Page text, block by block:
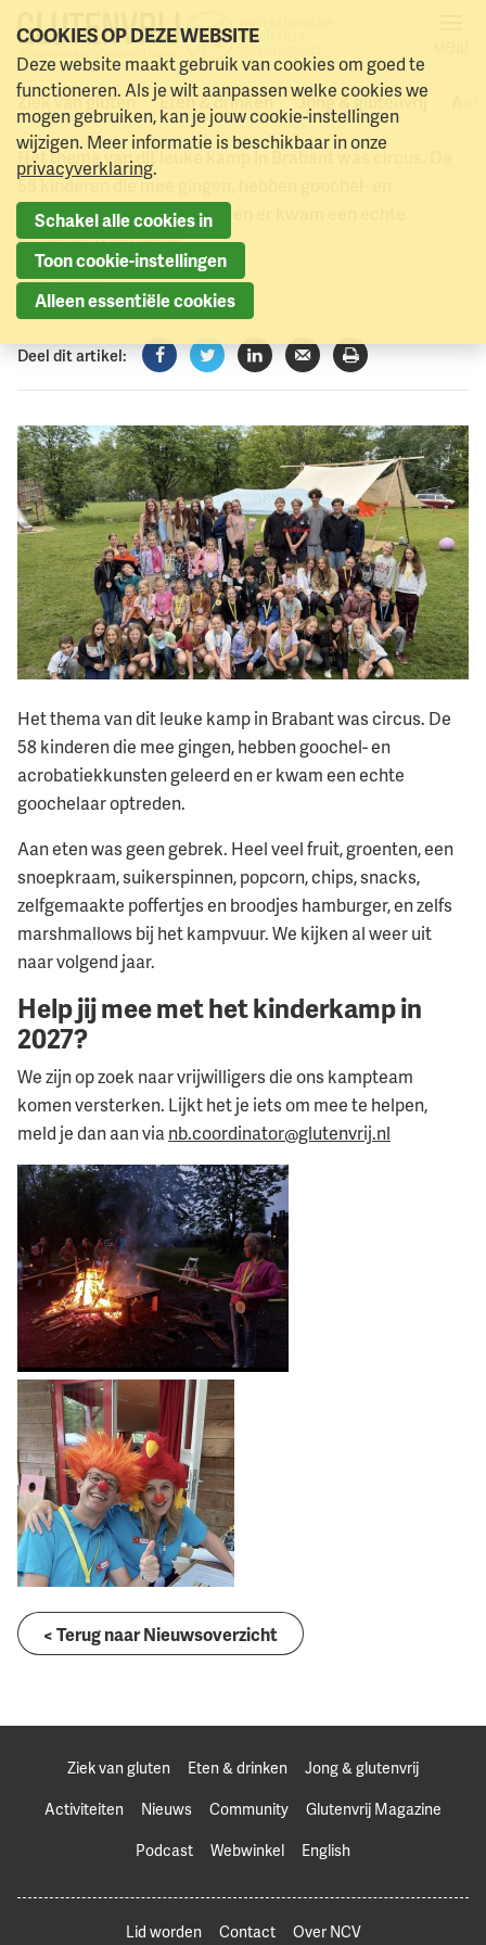
Naar menu Naar hoofdinhoud
Ziek van gluten Eten & drinken Jong & glutenvrij
Kinderkamp Westelbeers
groot succes
Het thema van dit leuke kamp in Brabant was circus. De
58 kinderen die mee gingen, hebben goochel- en
acrobatiekkunsten geleerd en er kwam een echte
goochelaar optreden.
22 juni 2026
Deel dit artikel:
Facebook
TwitterLinkedInVerzenden
Printen
Het thema van dit leuke kamp in Brabant was circus. De
58 kinderen die mee gingen, hebben goochel- en
acrobatiekkunsten geleerd en er kwam een echte
goochelaar optreden.
Aan eten was geen gebrek. Heel veel fruit, groenten, een
snoepkraam, suikerspinnen, popcorn, chips, snacks,
zelfgemaakte poffertjes en broodjes hamburger, en zelfs
marshmallows bij het kampvuur. We kijken al weer uit
naar volgend jaar.
Help jij mee met het kinderkamp in
2027?
We zijn op zoek naar vrijwilligers die ons kampteam
komen versterken. Lijkt het je iets om mee te helpen,
meld je dan aan vianb.coordinator@glutenvrij.nl
< Terug naar Nieuwsoverzicht
Ziek van gluten Eten & drinken
Jong & glutenvrij
Activiteiten
Nieuws Community
Glutenvrij Magazine
Podcast
Webwinkel English
Lid worden Contact Over NCV
COOKIES OP DEZE WEBSITE
Deze website maakt gebruik van cookies om goed te
functioneren. Als je wilt aanpassen welke cookies we
mogen gebruiken, kan je jouw cookie-instellingen
wijzigen. Meer informatie is beschikbaar in onze
privacyverklaring.
Schakel alle cookies in
Toon cookie-instellingen
Alleen essentiële cookies